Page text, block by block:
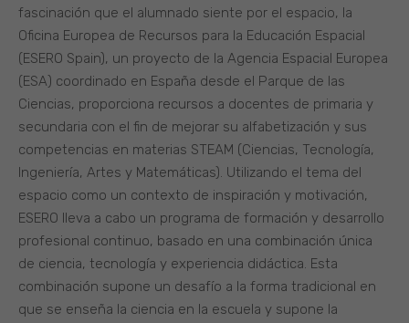
fascinación que el alumnado siente por el espacio, la
Oficina Europea de Recursos para la Educación Espacial
(ESERO Spain), un proyecto de la Agencia Espacial Europea
(ESA) coordinado en España desde el Parque de las
Ciencias, proporciona recursos a docentes de primaria y
secundaria con el fin de mejorar su alfabetización y sus
competencias en materias STEAM (Ciencias, Tecnología,
Ingeniería, Artes y Matemáticas). Utilizando el tema del
espacio como un contexto de inspiración y motivación,
ESERO lleva a cabo un programa de formación y desarrollo
profesional continuo, basado en una combinación única
de ciencia, tecnología y experiencia didáctica. Esta
combinación supone un desafío a la forma tradicional en
que se enseña la ciencia en la escuela y supone la